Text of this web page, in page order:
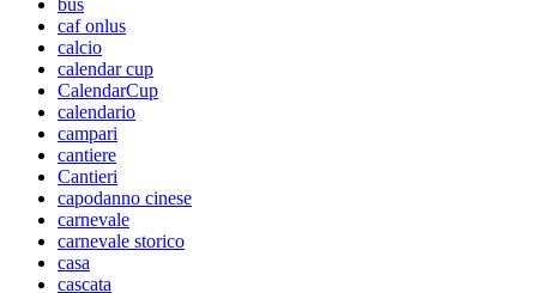
caf onlus
calcio
calendar cup
CalendarCup
calendario
campari
cantiere
Cantieri
capodanno cinese
carnevale
carnevale storico
casa
cascata